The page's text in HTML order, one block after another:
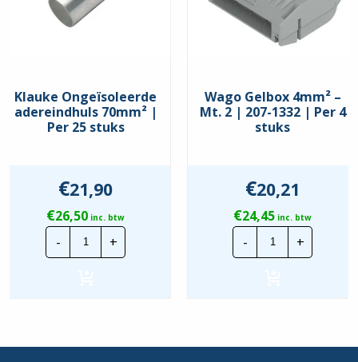
Klauke Ongeïsoleerde
adereindhuls 70mm² |
Per 25 stuks
€21,90
€26,50 inc. btw
-
Klauke
Ongeïsoleerde
adereindhuls
+
Wago Gelbox 4mm² –
Mt. 2 | 207-1332 | Per 4
stuks
€20,21
€24,45 inc. btw
-
Wago
Gelbox
4mm²
|
+